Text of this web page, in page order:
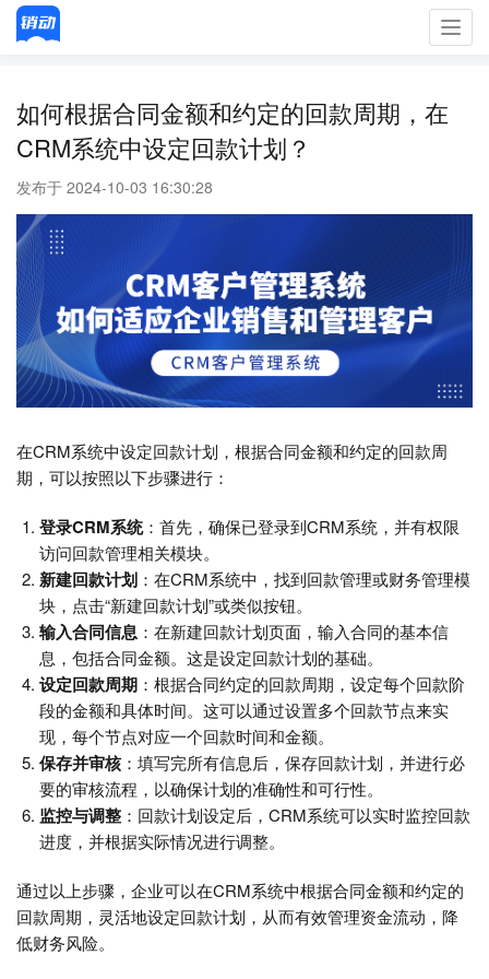
如何根据合同金额和约定的回款周期，在
CRM系统中设定回款计划？
发布于 2024-10-03 16:30:28
在CRM系统中设定回款计划，根据合同金额和约定的回款周
期，可以按照以下步骤进行：
登录CRM系统：首先，确保已登录到CRM系统，并有权限
访问回款管理相关模块。
新建回款计划 ：在CRM系统中，找到回款管理或财务管理模
块，点击“新建回款计划”或类似按钮。
输入合同信息 ：在新建回款计划页面，输入合同的基本信
息，包括合同金额。这是设定回款计划的基础。
设定回款周期 ：根据合同约定的回款周期，设定每个回款阶
段的金额和具体时间。这可以通过设置多个回款节点来实
现，每个节点对应一个回款时间和金额。
保存并审核：填写完所有信息后，保存回款计划，并进行必
要的审核流程，以确保计划的准确性和可行性。
监控与调整 ：回款计划设定后，CRM系统可以实时监控回款
进度，并根据实际情况进行调整。
通过以上步骤，企业可以在CRM系统中根据合同金额和约定的
回款周期，灵活地设定回款计划，从而有效管理资金流动，降
低财务风险。